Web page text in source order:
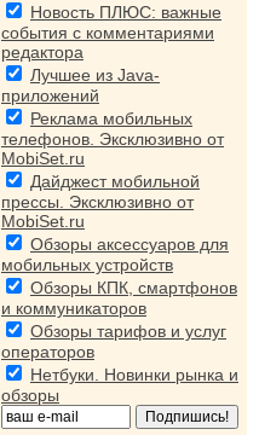
Новость ПЛЮС: важные
события с комментариями
редактора
Лучшее из Java-
приложений
Реклама мобильных
телефонов. Эксклюзивно от
MobiSet.ru
Дайджест мобильной
прессы. Эксклюзивно от
MobiSet.ru
Обзоры аксессуаров для
мобильных устройств
Обзоры КПК, смартфонов
и коммуникаторов
Обзоры тарифов и услуг
операторов
Нетбуки. Новинки рынка и
обзоры